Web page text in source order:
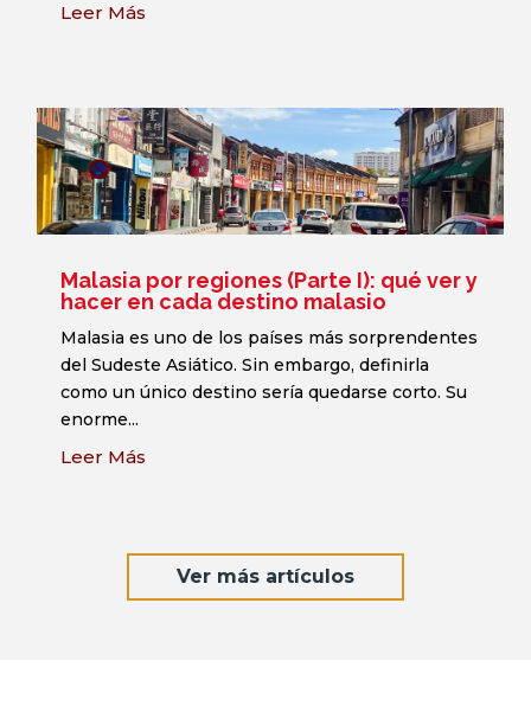
Leer Más
Malasia por regiones (Parte I): qué ver y
hacer en cada destino malasio
Malasia es uno de los países más sorprendentes
del Sudeste Asiático. Sin embargo, definirla
como un único destino sería quedarse corto. Su
enorme...
Leer Más
Ver más artículos